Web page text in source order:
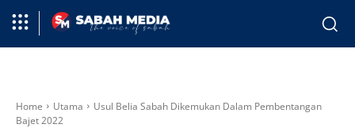
Home Utama
Usul Belia Sabah Dikemukan Dalam Pembentangan
Bajet 2022